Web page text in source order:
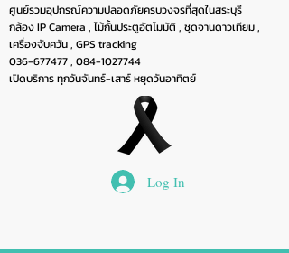
ศูนย์รวมอุปกรณ์ความปลอดภัยครบวงจรที่สุดในสระบุรี
กล้อง IP Camera , ไม้กั้นประตูอัตโมมัติ , ชุดจานดาวเทียม ,
เครื่องจับควัน , GPS tracking
036-677477, 084-1027744
เปิดบริการ ทุกวันจันทร์-เสาร์ หยุดวันอาทิตย์
Log In